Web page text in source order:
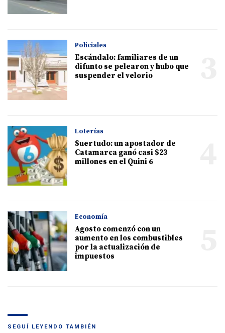
Policiales
Escándalo: familiares de un
difunto se pelearon y hubo que
suspender el velorio
Loterías
Suertudo: un apostador de
Catamarca ganó casi $23
millones en el Quini 6
Economía
Agosto comenzó con un
aumento en los combustibles
por la actualización de
impuestos
SEGUÍ LEYENDO TAMBIÉN